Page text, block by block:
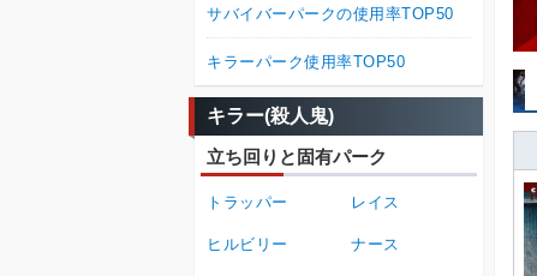
サバイバーパークの使用率TOP50
キラーパーク使用率TOP50
キラー(殺人鬼)
立ち回りと固有パーク
トラッパー レイス
ヒルビリー ナース